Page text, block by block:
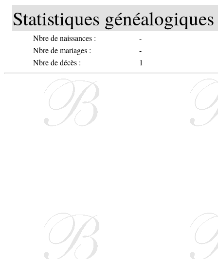
Statistiques
Nbre de naissances :
-
Nbre de mariages :
-
Nbre de décès :
1